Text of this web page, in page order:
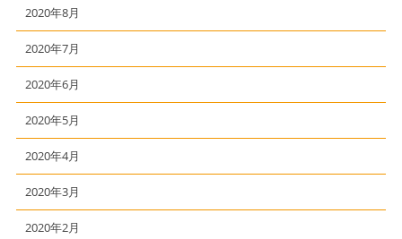
2020年8月
2020年7月
2020年6月
2020年5月
2020年4月
2020年3月
2020年2月